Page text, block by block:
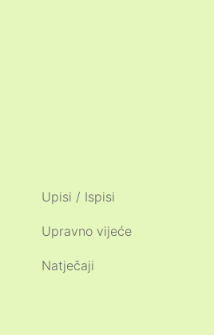
Upisi / Ispisi
Upravno vijeće
Natječaji